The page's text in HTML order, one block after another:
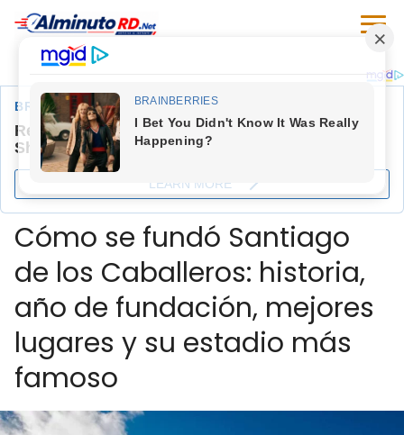
Cómo se fundó Santiago
de los Caballeros: historia,
año de fundación, mejores
lugares y su estadio más
famoso